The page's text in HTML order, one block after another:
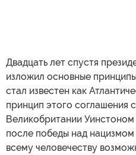
Двадцать лет спустя
изложил основные
стал известен как
принцип этого соглашения
Великобритании Уинстоном
после победы над
всему человечеству